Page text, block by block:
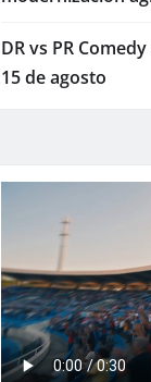
DR vs PR
15 de agosto